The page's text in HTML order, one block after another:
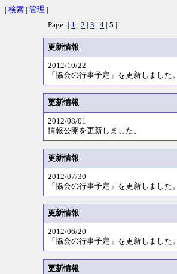
検索 管理
Page: | 1 |2 |3 |4 |5
更新情報
2012/10/22
「協会の行事予定」を更新しました。
更新情報
2012/08/01
情報公開を更新しました。
更新情報
2012/07/30
「協会の行事予定」を更新しました。
更新情報
2012/06/20
「協会の行事予定」を更新しました。
更新情報